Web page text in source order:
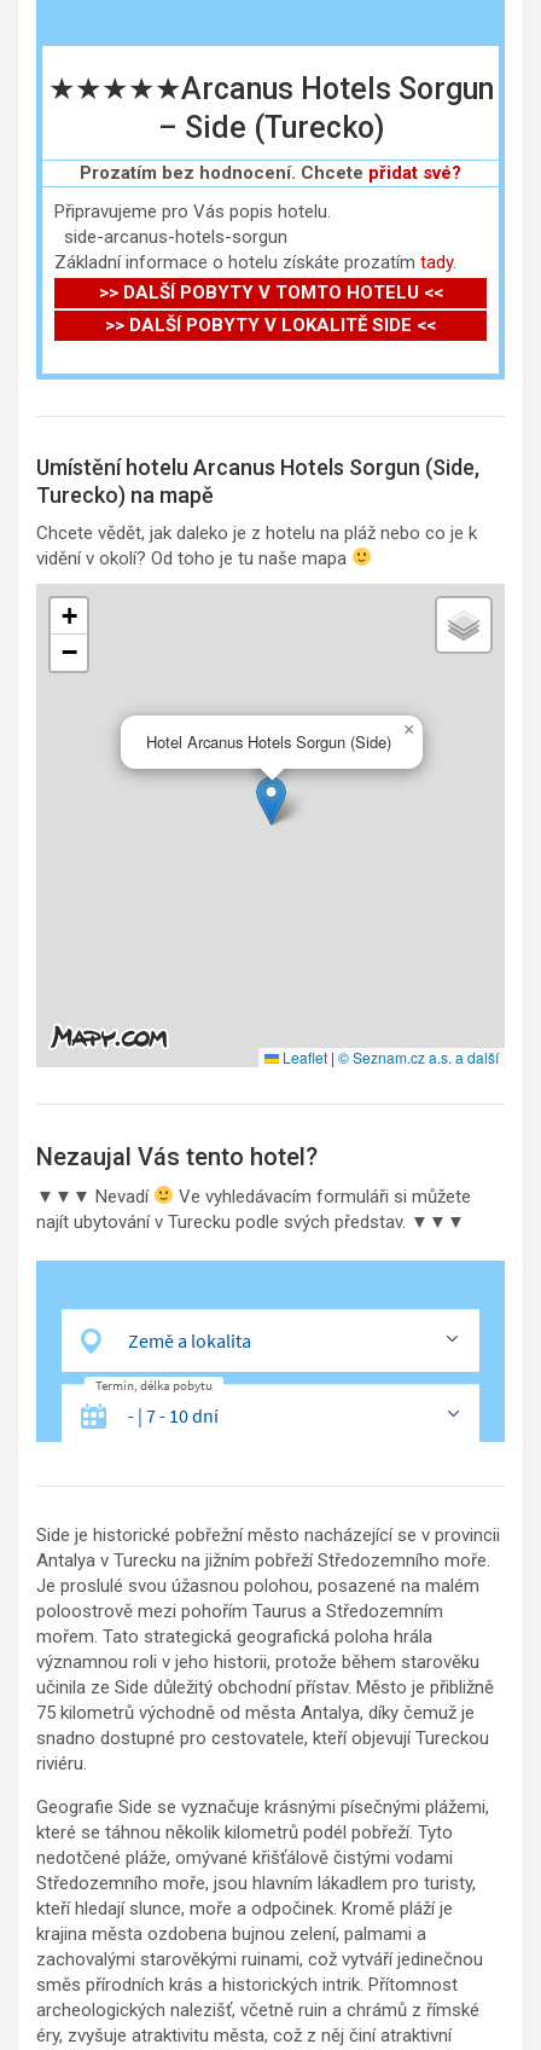
★★★★★Arcanus Hotels Sorgun
– Side (Turecko)
Prozatím bez hodnocení. Chcete přidat své?
Připravujeme pro Vás popis hotelu.
side-arcanus-hotels-sorgun
Základní informace o hotelu získáte prozatím tady.
>> DALŠÍ POBYTY V TOMTO HOTELU <<
>> DALŠÍ POBYTY V LOKALITĚ SIDE <<
Umístění hotelu Arcanus Hotels Sorgun (Side,
Turecko) na mapě
Chcete vědět, jak daleko je z hotelu na pláž nebo co je k
vidění v okolí? Od toho je tu naše mapa
Hotel Arcanus Hotels Sorgun (Side)
×
+
−
Leaflet | © Seznam.cz a.s. a další
Nezaujal Vás tento hotel?
▼▼▼ Nevadí
Ve vyhledávacím formuláři si můžete
najít ubytování v Turecku podle svých představ. ▼▼▼
Side je historické pobřežní město nacházející se v provincii
Antalya v Turecku na jižním pobřeží Středozemního moře.
Je proslulé svou úžasnou polohou, posazené na malém
poloostrově mezi pohořím Taurus a Středozemním
mořem. Tato strategická geografická poloha hrála
významnou roli v jeho historii, protože během starověku
učinila ze Side důležitý obchodní přístav. Město je přibližně
75 kilometrů východně od města Antalya, díky čemuž je
snadno dostupné pro cestovatele, kteří objevují Tureckou
riviéru.
Geografie Side se vyznačuje krásnými písečnými plážemi,
které se táhnou několik kilometrů podél pobřeží. Tyto
nedotčené pláže, omývané křišťálově čistými vodami
Středozemního moře, jsou hlavním lákadlem pro turisty,
kteří hledají slunce, moře a odpočinek. Kromě pláží je
krajina města ozdobena bujnou zelení, palmami a
zachovalými starověkými ruinami, což vytváří jedinečnou
směs přírodních krás a historických intrik. Přítomnost
archeologických nalezišť, včetně ruin a chrámů z římské
éry, zvyšuje atraktivitu města, což z něj činí atraktivní